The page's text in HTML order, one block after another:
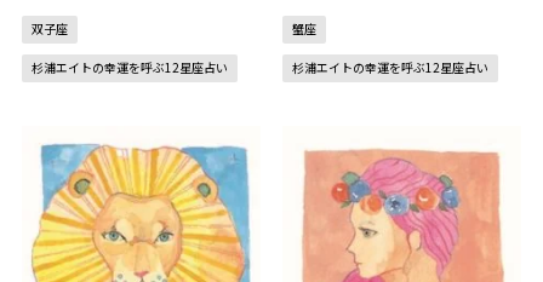
双子座
杉浦エイトの幸運を呼ぶ12星座占い
蟹座
杉浦エイトの幸運を呼ぶ12星座占い